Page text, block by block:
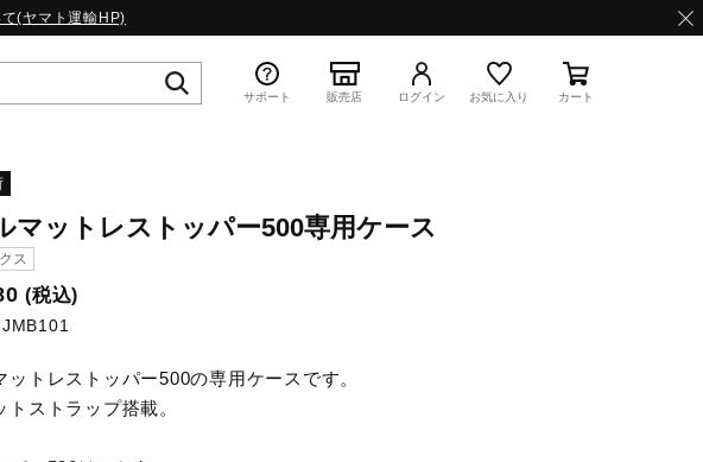
(ヤマト運輸HP)
サポート 販売店 ログイン お気に入り カート
マットレストッパー500専用ケース
ス
(税込)
ットレストッパー500の専用ケースです。
トストラップ搭載。